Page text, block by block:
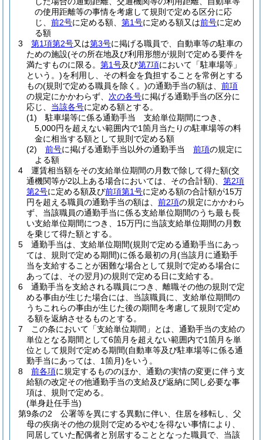
の使用距離等の事情を考慮して規則で定める区分に応
じ、 前2号に定める額、 第1号に定める額又は前号に定め
る額
3
第1項第2号又は第3号に掲げる職員で、自動車等の駐車の
ための施設(その所在地及び利用形態が規則で定める要件を
満たすものに限る。 第1号及び第7項において「駐車場等」
という。)を利用し、その料金を負担することを常例とする
もの(規則で定める職員を除く。)の通勤手当の額は、 前項
の規定にかかわらず、 次の各号に掲げる通勤手当の区分に
応じ、 当該各号に定める額とする。
(1)
駐車場等に係る通勤手当 支給単位期間につき、
5,000円を超えない範囲内で1箇月当たりの駐車場等の料
金に相当する額として規則で定める額
(2)
前号に掲げる通勤手当以外の通勤手当 前項の規定に
よる額
4
運賃相当額をその支給単位期間の月数で除して得た額(交
通機関等が2以上ある場合においては、その合計額)
第2項
第2号に定める額及び前項第1号に定める額の合計額が15万
円を超える職員の通勤手当の額は、 前2項の規定にかかわら
ず、当該職員の通勤手当に係る支給単位期間のうち最も長
い支給単位期間につき、15万円に当該支給単位期間の月数
を乗じて得た額とする。
5
通勤手当は、支給単位期間(規則で定める通勤手当にあっ
ては、規則で定める期間)に係る最初の月(当該月に通勤手
当を支給することが困難な場合として規則で定める場合に
あっては、その翌月)の規則で定める日に支給する。
6
通勤手当を支給される職員につき、離職その他の規則で定
める事由が生じた場合には、当該職員に、支給単位期間の
うちこれらの事由が生じた後の期間を考慮して規則で定め
る額を返納させるものとする。
7
この条において「支給単位期間」とは、通勤手当の支給の
単位となる期間として6箇月を超えない範囲内で1箇月を単
位として規則で定める期間(自動車等及び駐車場等に係る通
勤手当にあっては、1箇月)をいう。
8
前各項に規定するもののほか、通勤の実情の変更に伴う支
給額の改定その他通勤手当の支給及び返納に関し必要な事
項は、規則で定める。
(単身赴任手当)
第9条の2
公署等を異にする異動に伴い、住居を移転し、父
母の疾病その他の規則で定めるやむを得ない事情により、
同居していた配偶者と別居することとなった職員で、当該